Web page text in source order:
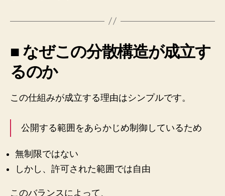
■ なぜこの分散構造が成立す
るのか
この仕組みが成立する理由はシンプルです。
公開する範囲をあらかじめ制御しているため
無制限ではない
しかし、許可された範囲では自由
このバランスによって、